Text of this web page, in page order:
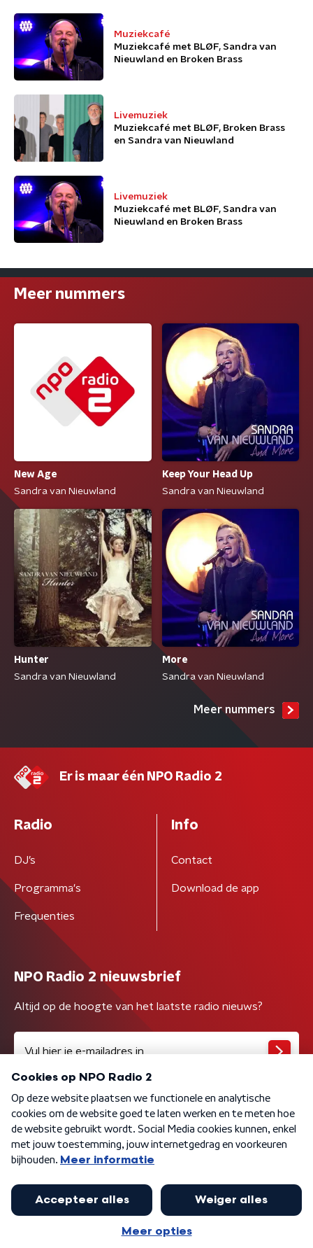
Muziekcafé
Muziekcafé met BLØF, Sandra van
Nieuwland en Broken Brass
Livemuziek
Muziekcafé met BLØF, Broken Brass
en Sandra van Nieuwland
Livemuziek
Muziekcafé met BLØF, Sandra van
Nieuwland en Broken Brass
Meer nummers
New Age
Sandra van Nieuwland
Keep Your Head Up
Sandra van Nieuwland
Hunter
Sandra van Nieuwland
More
Sandra van Nieuwland
Meer nummers
Er is maar één NPO Radio 2
Radio
DJ’s
Programma's
Frequenties
Info
Contact
Download de app
NPO Radio 2 nieuwsbrief
Altijd op de hoogte van het laatste radio nieuws?
Algemene voorwaarden